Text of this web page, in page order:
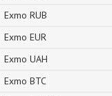
Exmo RUB
Exmo EUR
Exmo UAH
Exmo BTC